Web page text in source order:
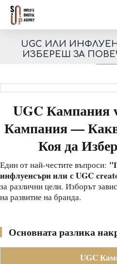
UGC ИЛИ
ИЗБЕРЕШ ЗА
UGC Кампания
Кампания —
Коя да
Един от най-честите въпроси:
инфлуенсъри или с UGC
за различни цели. Изборът
на развитие на бранда.
Основната разлика
UGC